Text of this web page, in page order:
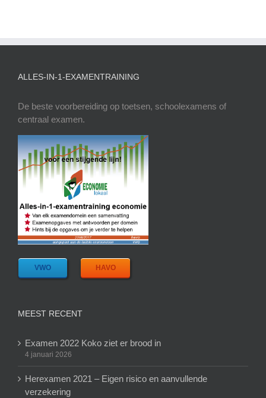
ALLES-IN-1-EXAMENTRAINING
De beste voorbereiding op toetsen, schoolexamens of
centraal examen.
VWO HAVO
MEEST RECENT
Examen 2022 Koko ziet er brood in
4 januari 2026
Herexamen 2021 – Eigen risico en aanvullende
verzekering